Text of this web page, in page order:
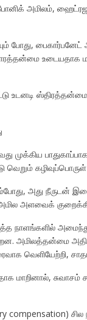
அமிலம்,
போது,
உடனடி
முக்கிய
வெறும்
அது நீருடன்
அளவைக்
நாளங்களில்
வெளியேற்றி,
சுவாசம்
compensation)